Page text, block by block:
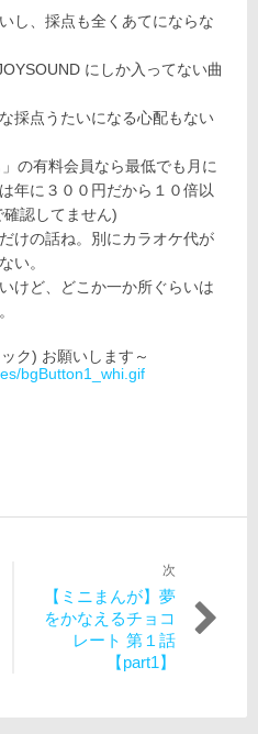
し、採点も全くあてにならな
にしか入ってない曲
採点うたいになる心配もない
の有料会員なら最低でも月に
年に３００円だから１０倍以
認してません)
の話ね。別にカラオケ代が
い。
けど、どこか一か所ぐらいは
ク) お願いします～
bgButton1_whi.gif
次
【ミニまんが】夢
をかなえるチョコ
レート 第１話
【part1】